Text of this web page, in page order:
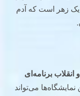
یک زهر است که آدم
برنامه‌ای
می‌تواند